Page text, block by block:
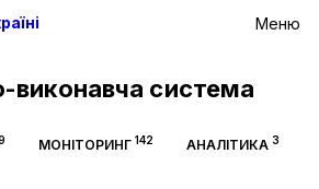
Меню
виконавча система
МОНІТОРИНГ 142 АНАЛІТИКА 3